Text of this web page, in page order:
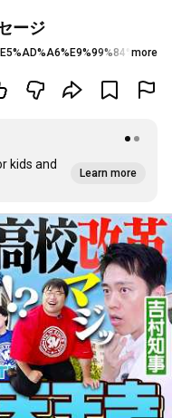
ージ
more
kids and
Learn more